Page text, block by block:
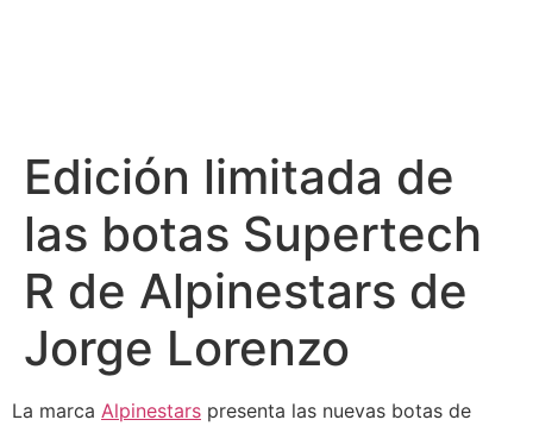
Edición limitada de
las botas Supertech
R de Alpinestars de
Jorge Lorenzo
La marca Alpinestars presenta las nuevas botas de